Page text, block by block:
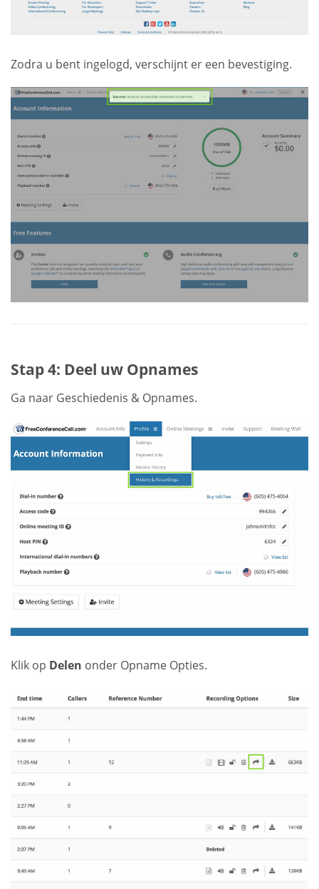
Zodra u bent ingelogd, verschijnt er een bevestiging.
Stap 4: Deel uw Opnames
Ga naar Geschiedenis & Opnames.
Klik op Delen onder Opname Opties.